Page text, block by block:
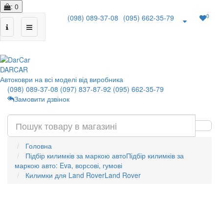
: 0
(098) 089-37-08 (095) 662-35-79 0
DARCAR
Автоковри на всі моделі від виробника
(098) 089-37-08 (097) 837-87-92 (095) 662-35-79
Замовити дзвінок
Головна
Підбір килимків за маркою автоПідбір килимків за
маркою авто: Eva, ворсові, гумові
Килимки для Land RoverLand Rover